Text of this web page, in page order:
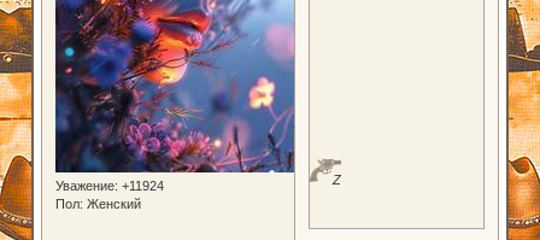
Уважение: +11924
Пол: Женский
Z